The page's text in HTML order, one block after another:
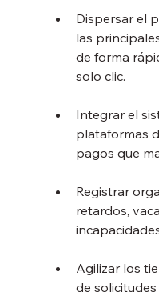
Dispersar el
las
de forma
solo clic.
Integrar el
plataformas
pagos que
Registrar
retardos,
Agilizar los
de